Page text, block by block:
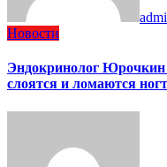
Новости
Эндокринолог Юрочкин
слоятся и ломаются